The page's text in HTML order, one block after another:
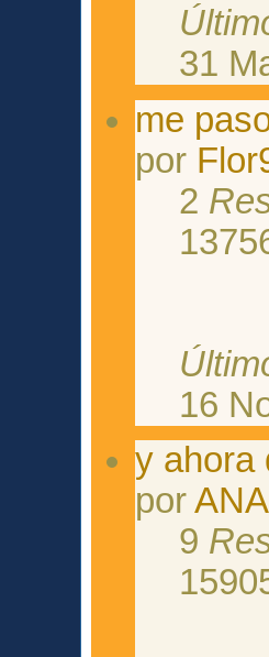
31
me
por
2
16
y ahora
por
9